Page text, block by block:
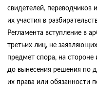
свидетелей, переводчиков
их участия в
Регламента вступление в
третьих лиц, не
предмет спора, на стороне
до вынесения решения по
их права или обязанности